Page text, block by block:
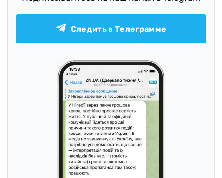
Следить в Телеграмме